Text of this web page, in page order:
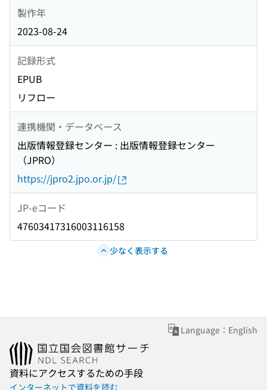
製作年
2023-08-24
記録形式
EPUB
リフロー
連携機関・データベース
出版情報登録センター : 出版情報登録センター
（JPRO）
https://jpro2.jpo.or.jp/
JP-eコード
47603417316003116158
少なく表示する
Language：English
資料にアクセスするための手段
インターネットで資料を読む